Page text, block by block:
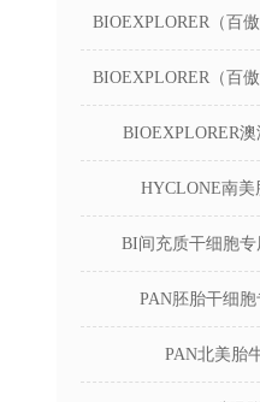
BIOEXPLORER
HYCLONE南美
BI间充质干细胞
PAN胚胎干细
PAN北美胎